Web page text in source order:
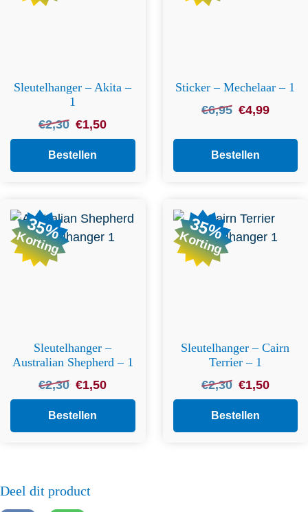
Sleutelhanger – Akita –
1
€2,30 Oorspronkelijke
prijs
was:
€2,30.
€1,50Huidige
prijs
€1,50.
Bestellen
Sticker – Mechelaar – 1
€6,95 Oorspronkelijke
was:
€6,95.
€4,99Huidige
is:
Bestellen
35%
Korting
Sleutelhanger –
Australian Shepherd – 1
€2,30 Oorspronkelijke
prijs
was:
€2,30.
€1,50Huidige
prijs
€1,50.
Bestellen
35%
Korting
Sleutelhanger – Cairn
Terrier – 1
€2,30 Oorspronkelijke
prijs
was:
€2,30.
€1,50Huidige
prijs
€1,50.
Bestellen
Deel dit product